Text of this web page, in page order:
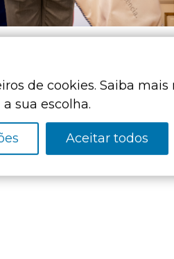
de cookies. Saiba mais
a sua escolha.
Aceitar todos